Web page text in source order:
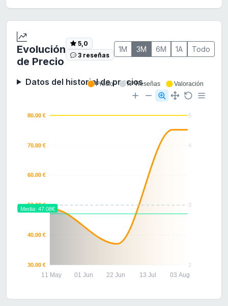
Evolución
de Precio
5,0
3 reseñas
1M 3M 6M 1A Todo
Datos del historial de precios
5
4
3
2
80.00 €
70.00 €
60.00 €
50.00 €
40.00 €
30.00 €
11 May 01 Jun 22 Jun 13 Jul 03 Aug
Media: 47.08€
Precio Nº Reseñas Valoración